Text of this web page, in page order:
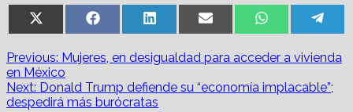
(Twitter)
Facebook LinkedIn WhatsApp
Post
navigation
Previous: Mujeres, en desigualdad para acceder a vivienda
en México
Next: Donald Trump defiende su “economía implacable”;
despedirá más burócratas